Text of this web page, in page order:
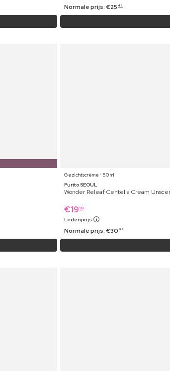
Normale prijs:€25 49
Gezichtscrème ⋅ 50 ml
Purito SEOUL
Wonder Releaf Centella Cream
€19 99
Ledenprijs
Normale prijs:€30 99